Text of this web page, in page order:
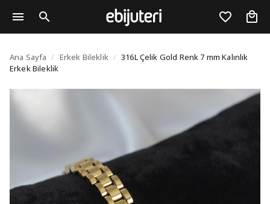
316L Çelik Gold Renk
Ana Sayfa / Erkek Bileklik / 316L Çelik Gold Renk 7 mm Kalınlık
Erkek Bileklik